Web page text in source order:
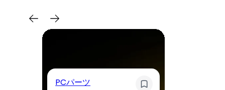
PCパーツ